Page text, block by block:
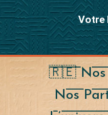
Votre
🇷🇪 Nos
Nos